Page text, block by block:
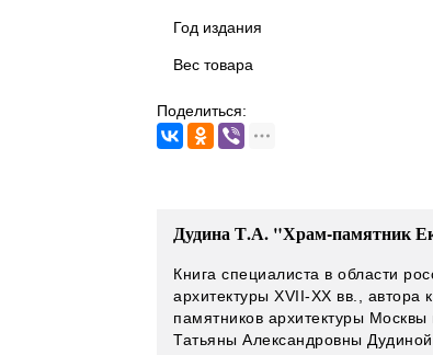
Год издания
Вес товара
Поделиться:
Дудина Т.А. "Храм-памятник
Книга специалиста в области
архитектуры XVII-XX вв., автора
памятников архитектуры
Татьяны Александровны